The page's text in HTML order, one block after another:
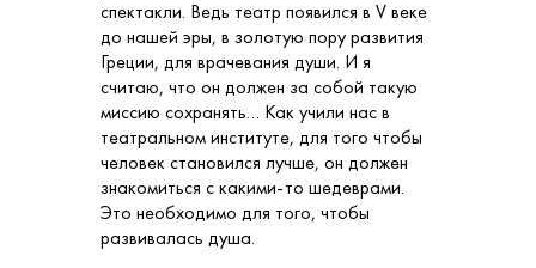
спектакли. Ведь театр появился в V веке
до нашей эры, в золотую пору развития
Греции, для врачевания души. И я
считаю, что он должен за собой такую
миссию сохранять… Как учили нас в
театральном институте, для того чтобы
человек становился лучше, он должен
знакомиться с какими-то шедеврами.
Это необходимо для того, чтобы
развивалась душа.